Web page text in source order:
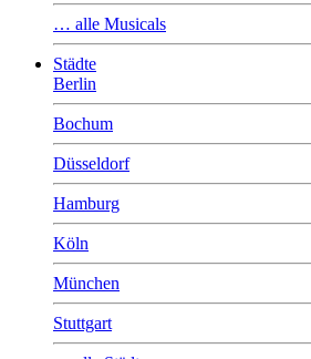
… alle Musicals
Städte
Berlin
Bochum
Düsseldorf
Hamburg
Köln
München
Stuttgart